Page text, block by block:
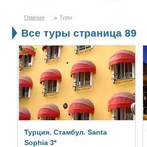
Главная Туры
Все туры страница 89
Турция. Стамбул. Santa
Sophia 3*